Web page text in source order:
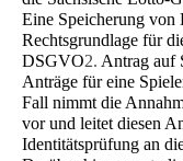
Eine Speicherung von
Rechtsgrundlage für
DSGVO2. Antrag auf
Anträge für eine
Fall nimmt die
vor und leitet diesen
Identitätsprüfung an